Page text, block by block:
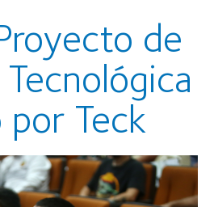
de
por Teck